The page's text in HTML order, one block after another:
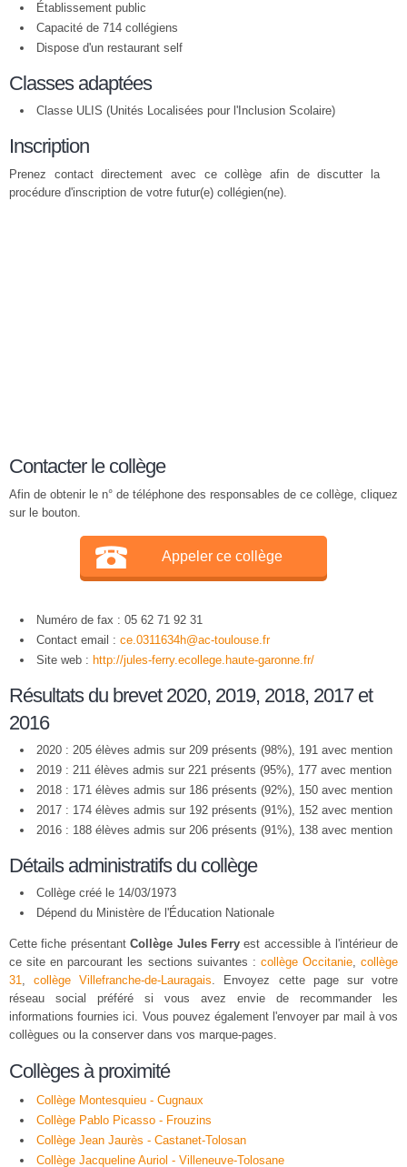
Établissement public
Capacité de 714 collégiens
Dispose d'un restaurant self
Classes adaptées
Classe ULIS (Unités Localisées pour l'Inclusion Scolaire)
Inscription
Prenez contact directement avec ce collège afin de discutter la
procédure d'inscription de votre futur(e) collégien(ne).
Contacter le collège
Afin de obtenir le n° de téléphone des responsables de ce collège, cliquez
sur le bouton.
Appeler ce collège
Numéro de fax : 05 62 71 92 31
Contact email : ce.0311634h@ac-toulouse.fr
Site web : http://jules-ferry.ecollege.haute-garonne.fr/
Résultats du brevet 2020, 2019, 2018, 2017 et
2016
2020 : 205 élèves admis sur 209 présents (98%), 191 avec mention
2019 : 211 élèves admis sur 221 présents (95%), 177 avec mention
2018 : 171 élèves admis sur 186 présents (92%), 150 avec mention
2017 : 174 élèves admis sur 192 présents (91%), 152 avec mention
2016 : 188 élèves admis sur 206 présents (91%), 138 avec mention
Détails administratifs du collège
Collège créé le 14/03/1973
Dépend du Ministère de l'Éducation Nationale
Cette fiche présentantCollège Jules Ferry est accessible à l'intérieur de
ce site en parcourant les sections suivantes : collège Occitanie,collège
31,collège Villefranche-de-Lauragais. Envoyez cette page sur votre
réseau social préféré si vous avez envie de recommander les
informations fournies ici. Vous pouvez également l'envoyer par mail à vos
collègues ou la conserver dans vos marque-pages.
Collèges à proximité
Collège Montesquieu - Cugnaux
Collège Pablo Picasso - Frouzins
Collège Jean Jaurès - Castanet-Tolosan
Collège Jacqueline Auriol - Villeneuve-Tolosane